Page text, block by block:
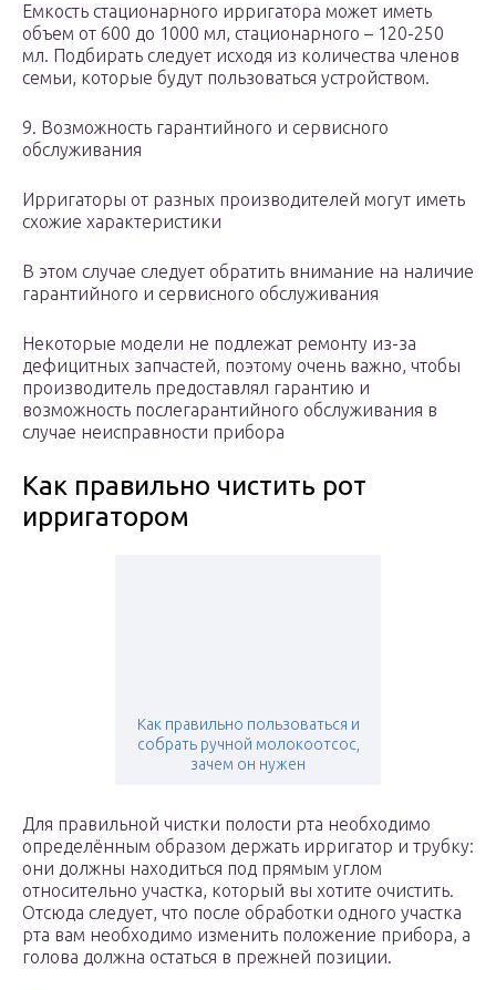
Емкость стационарного ирригатора может иметь
объем от 600 до 1000 мл, стационарного – 120-250
мл. Подбирать следует исходя из количества членов
семьи, которые будут пользоваться устройством.
9. Возможность гарантийного и сервисного
обслуживания
Ирригаторы от разных производителей могут иметь
схожие характеристики
В этом случае следует обратить внимание на наличие
гарантийного и сервисного обслуживания
Некоторые модели не подлежат ремонту из-за
дефицитных запчастей, поэтому очень важно, чтобы
производитель предоставлял гарантию и
возможность послегарантийного обслуживания в
случае неисправности прибора
Как правильно чистить рот
ирригатором
Как правильно пользоваться и
собрать ручной молокоотсос,
зачем он нужен
Для правильной чистки полости рта необходимо
определённым образом держать ирригатор и трубку:
они должны находиться под прямым углом
относительно участка, который вы хотите очистить.
Отсюда следует, что после обработки одного участка
рта вам необходимо изменить положение прибора, а
голова должна остаться в прежней позиции.